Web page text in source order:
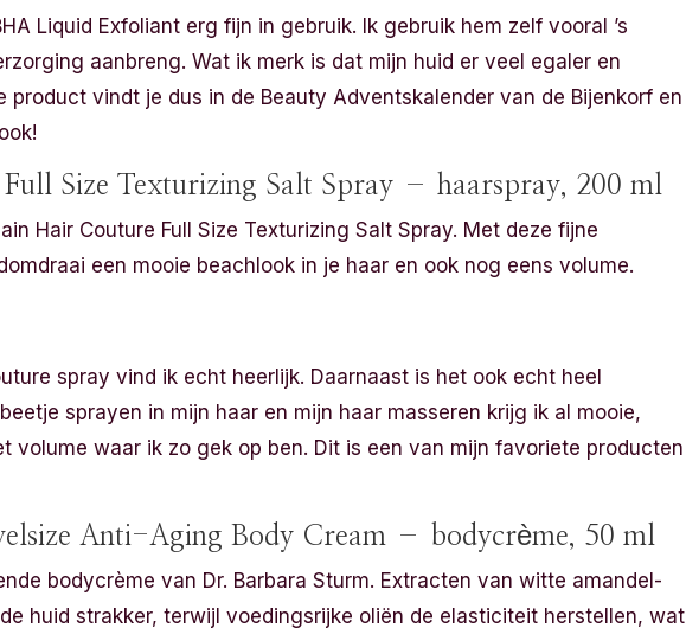
Liquid Exfoliant erg fijn in gebruik. Ik gebruik hem zelf vooral ’s
aanbreng. Wat ik merk is dat mijn huid er veel egaler en
product vindt je dus in de Beauty Adventskalender van de Bijenkorf en
Size Texturizing Salt Spray – haarspray, 200 ml
Hair Couture Full Size Texturizing Salt Spray. Met deze fijne
een mooie beachlook in je haar en ook nog eens volume.
spray vind ik echt heerlijk. Daarnaast is het ook echt heel
sprayen in mijn haar en mijn haar masseren krijg ik al mooie,
volume waar ik zo gek op ben. Dit is een van mijn favoriete producten
Anti-Aging Body Cream – bodycrème, 50 ml
bodycrème van Dr. Barbara Sturm. Extracten van witte amandel-
huid strakker, terwijl voedingsrijke oliën de elasticiteit herstellen, wat